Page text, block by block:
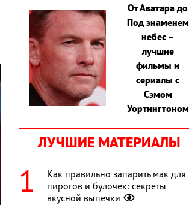
От Аватара до
Под знаменем
небес –
лучшие
фильмы и
сериалы с
Сэмом
Уортингтоном
ЛУЧШИЕ МАТЕРИАЛЫ
Как правильно запарить мак для
пирогов и булочек: секреты
вкусной выпечки